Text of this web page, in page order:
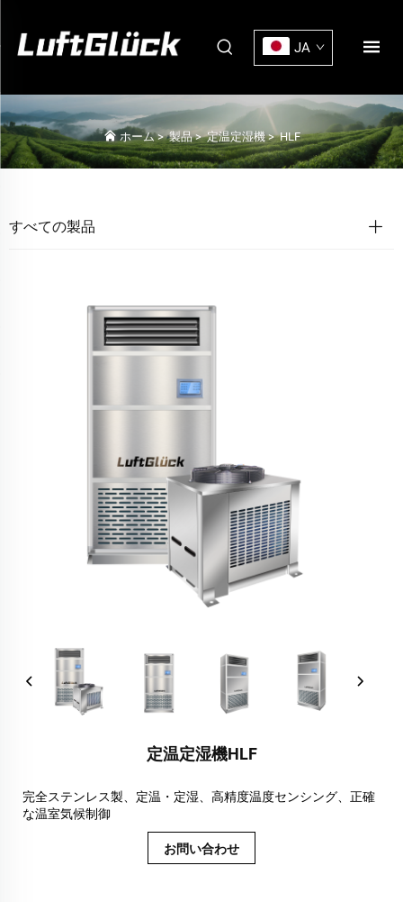
JA
ホーム>製品>定温定湿機>HLF
すべての製品
定温定湿機HLF
完全ステンレス製、定温・定湿、高精度温度センシング、正確
な温室気候制御
お問い合わせ